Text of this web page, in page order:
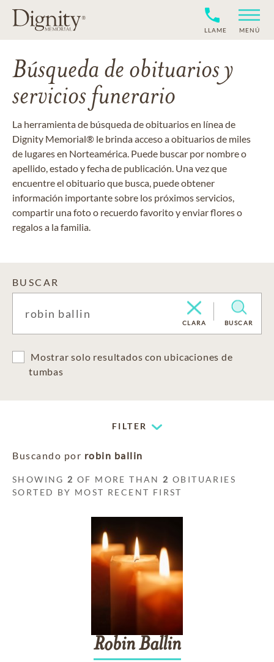
LLAME MENÚ
Búsqueda de obituarios y
servicios funerario
La herramienta de búsqueda de obituarios en línea de
Dignity Memorial® le brinda acceso a obituarios de miles
de lugares en Norteamérica. Puede buscar por nombre o
apellido, estado y fecha de publicación. Una vez que
encuentre el obituario que busca, puede obtener
información importante sobre los próximos servicios,
compartir una foto o recuerdo favorito y enviar flores o
regalos a la familia.
BUSCAR
CLARA BUSCAR
Mostrar solo resultados con ubicaciones de
tumbas
FILTER
Buscando por robin ballin
SHOWING 2 OF MORE THAN 2 OBITUARIES
SORTED BY MOST RECENT FIRST
Robin Ballin